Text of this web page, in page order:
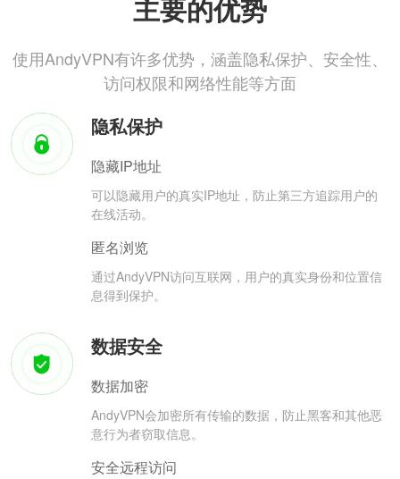
主要的优势
使用AndyVPN有许多优势，涵盖隐私保护、安全性、
访问权限和网络性能等方面
隐私保护
隐藏IP地址
可以隐藏用户的真实IP地址，防止第三方追踪用户的
在线活动。
匿名浏览
通过AndyVPN访问互联网，用户的真实身份和位置信
息得到保护。
数据安全
数据加密
AndyVPN会加密所有传输的数据，防止黑客和其他恶
意行为者窃取信息。
安全远程访问